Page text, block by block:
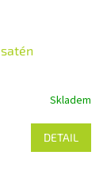
Skladem
DETAIL